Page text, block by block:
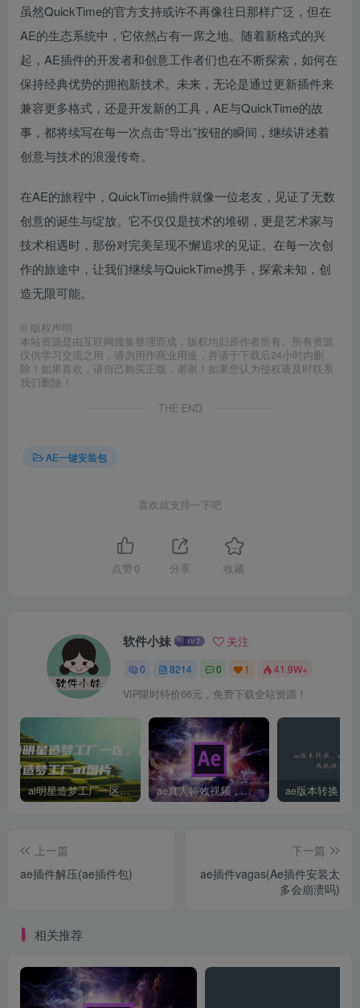
虽然QuickTime的官方支持或许不再像往日那样广泛，但在
AE的生态系统中，它依然占有一席之地。随着新格式的兴
起，AE插件的开发者和创意工作者们也在不断探索，如何在
保持经典优势的拥抱新技术。未来，无论是通过更新插件来
兼容更多格式，还是开发新的工具，AE与QuickTime的故
事，都将续写在每一次点击“导出”按钮的瞬间，继续讲述着
创意与技术的浪漫传奇。
在AE的旅程中，QuickTime插件就像一位老友，见证了无数
创意的诞生与绽放。它不仅仅是技术的堆砌，更是艺术家与
技术相遇时，那份对完美呈现不懈追求的见证。在每一次创
作的旅途中，让我们继续与QuickTime携手，探索未知，创
造无限可能。
© 版权声明
本站资源是由互联网搜集整理而成，版权均归原作者所有。所有资源
仅供学习交流之用，请勿用作商业用途，并请于下载后24小时内删
除！如果喜欢，请自己购买正版，谢谢！如果您认为侵权请及时联系
我们删除！
THE END
AE一键安装包
喜欢就支持一下吧
点赞 0 分享 收藏
软件小妹 关注
0 8214 0 1 41.9W+
VIP限时特价66元，免费下载全站资源！
ai明星造梦工厂一区，明星造梦工厂ai图片 ae真人特效视频，大学生第一次做ppt怎么做
上一篇
ae插件解压(ae插件包)
下一篇
ae插件vagas(Ae插件安装太
多会崩溃吗)
相关推荐